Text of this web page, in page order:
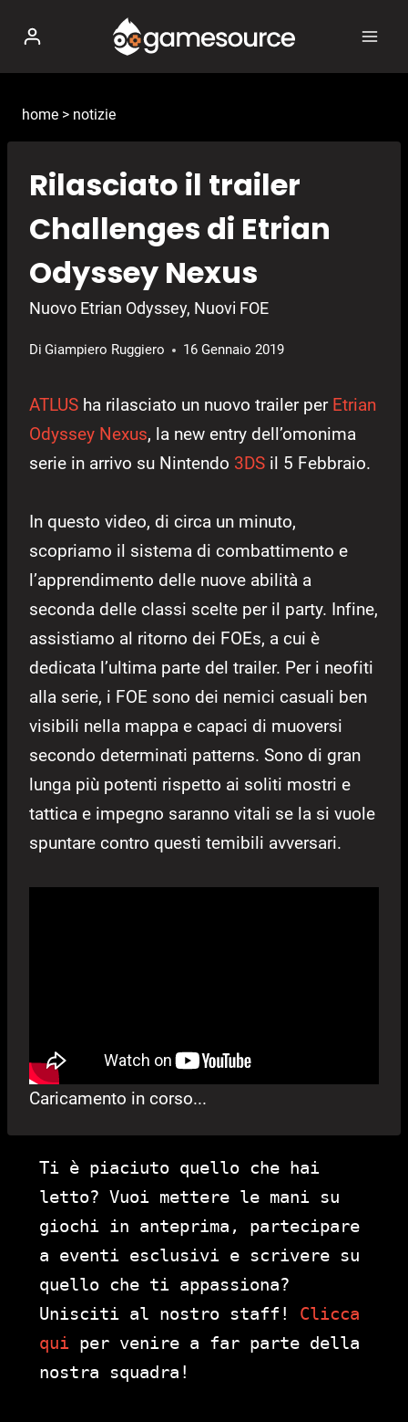
contenuto
home > notizie
Rilasciato il trailer
Challenges di Etrian
Odyssey Nexus
Nuovo Etrian Odyssey, Nuovi FOE
Di Giampiero Ruggiero 16 Gennaio 2019
ATLUS ha rilasciato un nuovo trailer per Etrian
Odyssey Nexus, la new entry dell’omonima
serie in arrivo su Nintendo 3DS il 5 Febbraio.
In questo video, di circa un minuto,
scopriamo il sistema di combattimento e
l’apprendimento delle nuove abilità a
seconda delle classi scelte per il party. Infine,
assistiamo al ritorno dei FOEs, a cui è
dedicata l’ultima parte del trailer. Per i neofiti
alla serie, i FOE sono dei nemici casuali ben
visibili nella mappa e capaci di muoversi
secondo determinati patterns. Sono di gran
lunga più potenti rispetto ai soliti mostri e
tattica e impegno saranno vitali se la si vuole
spuntare contro questi temibili avversari.
Caricamento in corso...
Ti è piaciuto quello che hai
letto? Vuoi mettere le mani su
giochi in anteprima, partecipare
a eventi esclusivi e scrivere su
quello che ti appassiona?
Unisciti al nostro staff! Clicca
qui per venire a far parte della
nostra squadra!